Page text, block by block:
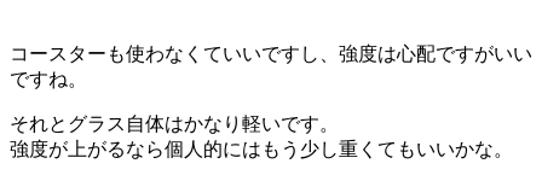
コースターも使わなくていいですし、強度は心配ですがいい
ですね。
それとグラス自体はかなり軽いです。
強度が上がるなら個人的にはもう少し重くてもいいかな。